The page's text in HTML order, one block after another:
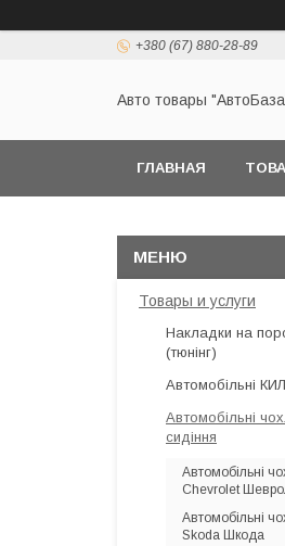
+380 (67) 880-28-89
Авто товары
ГЛАВНАЯ
Товары и услуги
Накладки на
(тюнінг)
Автомобільні
Автомобільні
сидіння
Автомобільні
Chevrolet
Автомобільні
Skoda Шкода